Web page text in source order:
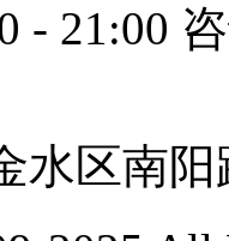
- 21:00
水区南阳